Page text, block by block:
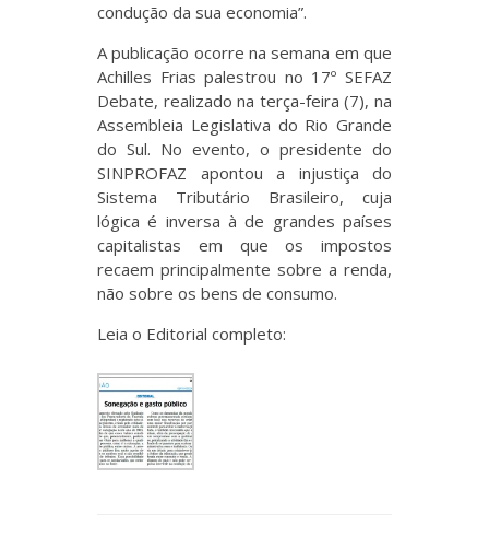
condução da sua economia”.
A publicação ocorre na semana em que
Achilles Frias palestrou no 17º SEFAZ
Debate, realizado na terça-feira (7), na
Assembleia Legislativa do Rio Grande
do Sul. No evento, o presidente do
SINPROFAZ apontou a injustiça do
Sistema Tributário Brasileiro, cuja
lógica é inversa à de grandes países
capitalistas em que os impostos
recaem principalmente sobre a renda,
não sobre os bens de consumo.
Leia o Editorial completo: